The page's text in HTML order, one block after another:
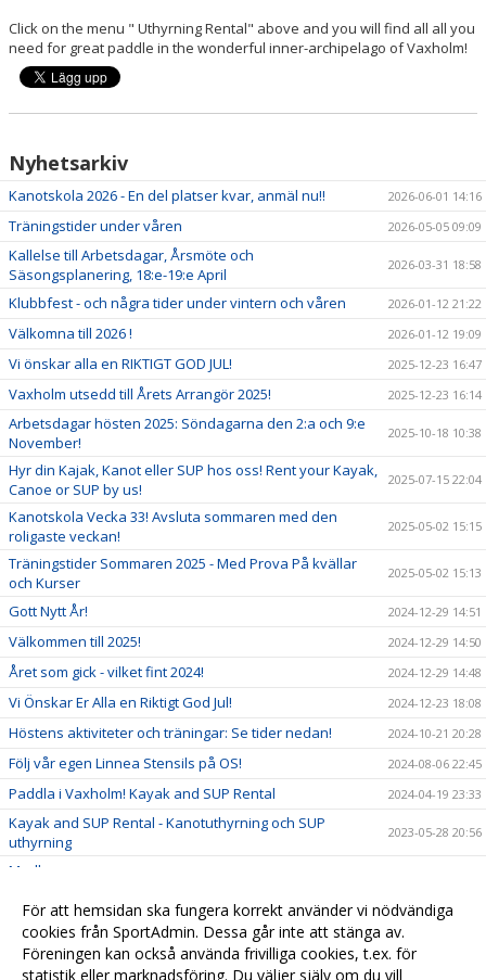
Click on the menu " Uthyrning Rental" above and you will find all all you
need for great paddle in the wonderful inner-archipelago of Vaxholm!
Nyhetsarkiv
Kanotskola 2026 - En del platser kvar, anmäl nu!! 2026-06-01 14:16
Träningstider under våren 2026-05-05 09:09
Kallelse till Arbetsdagar, Årsmöte och
Säsongsplanering, 18:e-19:e April
2026-03-31 18:58
Klubbfest - och några tider under vintern och våren 2026-01-12 21:22
Välkomna till 2026 ! 2026-01-12 19:09
Vi önskar alla en RIKTIGT GOD JUL! 2025-12-23 16:47
Vaxholm utsedd till Årets Arrangör 2025! 2025-12-23 16:14
Arbetsdagar hösten 2025: Söndagarna den 2:a och 9:e
November!
2025-10-18 10:38
Hyr din Kajak, Kanot eller SUP hos oss! Rent your Kayak,
Canoe or SUP by us!
2025-07-15 22:04
Kanotskola Vecka 33! Avsluta sommaren med den
roligaste veckan!
2025-05-02 15:15
Träningstider Sommaren 2025 - Med Prova På kvällar
och Kurser
2025-05-02 15:13
Gott Nytt År! 2024-12-29 14:51
Välkommen till 2025! 2024-12-29 14:50
Året som gick - vilket fint 2024! 2024-12-29 14:48
Vi Önskar Er Alla en Riktigt God Jul! 2024-12-23 18:08
Höstens aktiviteter och träningar: Se tider nedan! 2024-10-21 20:28
Följ vår egen Linnea Stensils på OS! 2024-08-06 22:45
Paddla i Vaxholm! Kayak and SUP Rental 2024-04-19 23:33
Kayak and SUP Rental - Kanotuthyrning och SUP
uthyrning
2023-05-28 20:56
Medlemsapp
Medlemsavgifter 2024 2023-02-27 20:39
Välkommen till en fin Kanotsommar! 2023-02-18 14:20
Ungdomsträning i vinter!! 2022-10-12 14:43
För att hemsidan ska fungera korrekt använder vi nödvändiga
cookies från SportAdmin. Dessa går inte att stänga av.
Föreningen kan också använda frivilliga cookies, t.ex. för
statistik eller marknadsföring. Du väljer själv om du vill